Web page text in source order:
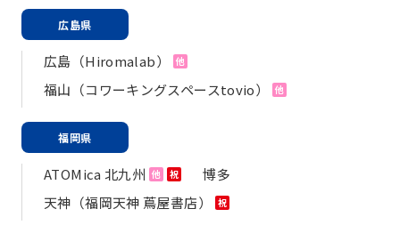
広島県
広島（Hiromalab） 他
福山（コワーキングスペースtovio） 他
福岡県
ATOMica 北九州 他 祝
博多
天神（福岡天神 蔦屋書店）
祝